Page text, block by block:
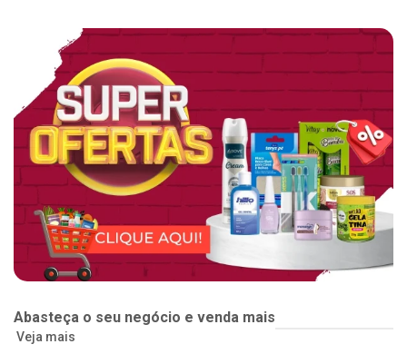
Abasteça o seu negócio e venda mais
Veja mais